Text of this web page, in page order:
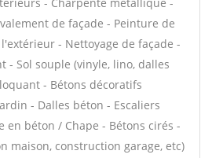
de façade - Peinture de
- Nettoyage de façade -
- Sol souple (vinyle, lino, dalles
- Bétons décoratifs
- Dalles béton - Escaliers
en béton / Chape - Bétons cirés -
maison, construction garage, etc)